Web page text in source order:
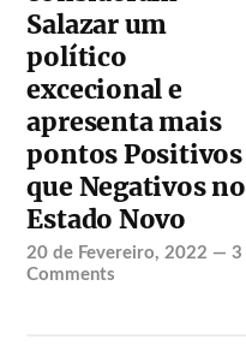
Salazar um
político
excecional e
apresenta mais
pontos Positivos
que Negativos no
Estado Novo
20 de Fevereiro, 2022 —3
Comments